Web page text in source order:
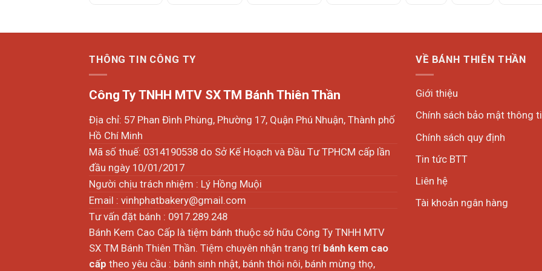
THÔNG TIN CÔNG TY
Công Ty TNHH MTV SX TM Bánh Thiên Thần
Địa chỉ: 57 Phan Đình Phùng, Phường 17, Quận Phú Nhuận, Thành phố
Hồ Chí Minh
Mã số thuế: 0314190538 do Sở Kế Hoạch và Đầu Tư TPHCM cấp lần
đầu ngày 10/01/2017
Người chịu trách nhiệm : Lý Hồng Muội
Email : vinhphatbakery@gmail.com
Tư vấn đặt bánh : 0917.289.248
Bánh Kem Cao Cấp là tiệm bánh thuộc sở hữu Công Ty TNHH MTV
SX TM Bánh Thiên Thần. Tiệm chuyên nhận trang trí bánh kem cao
cấp theo yêu cầu : bánh sinh nhật, bánh thôi nôi, bánh mừng thọ,
VỀ BÁNH THIÊN THẦN
Giới thiệu
Chính sách bảo mật thông
Chính sách quy định
Tin tức BTT
Liên hệ
Tài khoản ngân hàng